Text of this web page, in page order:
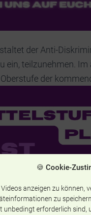
🍪 Cookie-
Videos anzeigen zu können,
zu
unbedingt erforderlich sind,
der Anti-
ein, teilzunehmen.
der